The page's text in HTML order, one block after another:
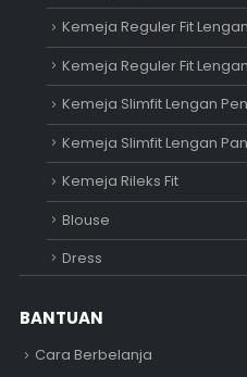
Kemeja Reguler Fit
Kemeja Reguler Fit
Kemeja Slimfit Lengan
Kemeja Slimfit Lengan
Kemeja Rileks Fit
Blouse
Dress
BANTUAN
Cara Berbelanja